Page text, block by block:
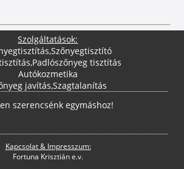
Szolgáltatások:
,Szőnyegtisztító
,Padlószőnyeg tisztítás
Autókozmetika
javítás,Szagtalanítás
szerencsénk egymáshoz!
Kapcsolat & Impresszum:
Fortuna Krisztián e.v.